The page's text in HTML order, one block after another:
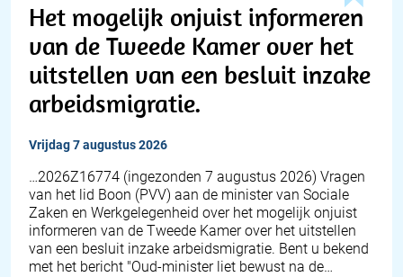
Het mogelijk onjuist informeren
van de Tweede Kamer over het
uitstellen van een besluit inzake
arbeidsmigratie.
vrijdag 7 augustus 2026
… 2026Z16774 (ingezonden 7 augustus 2026) Vragen
van het lid Boon (PVV) aan de minister van Sociale
Zaken en Werkgelegenheid over het mogelijk onjuist
informeren van de Tweede Kamer over het uitstellen
van een besluit inzake arbeidsmigratie. Bent u bekend
met het bericht "Oud-minister liet bewust na de…